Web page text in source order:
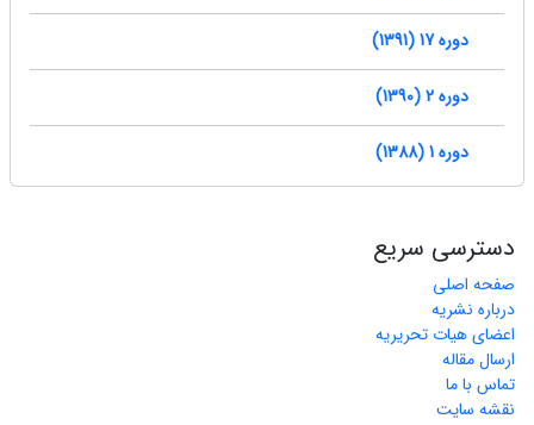
دوره 17 (1391)
دوره 2 (1390)
دوره 1 (1388)
دسترسی سریع
صفحه اصلی
درباره نشریه
اعضای هیات تحریریه
ارسال مقاله
تماس با ما
نقشه سایت